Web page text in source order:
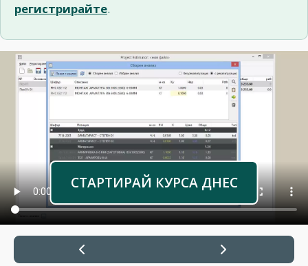
регистрирайте.
СТАРТИРАЙ КУРСА ДНЕС